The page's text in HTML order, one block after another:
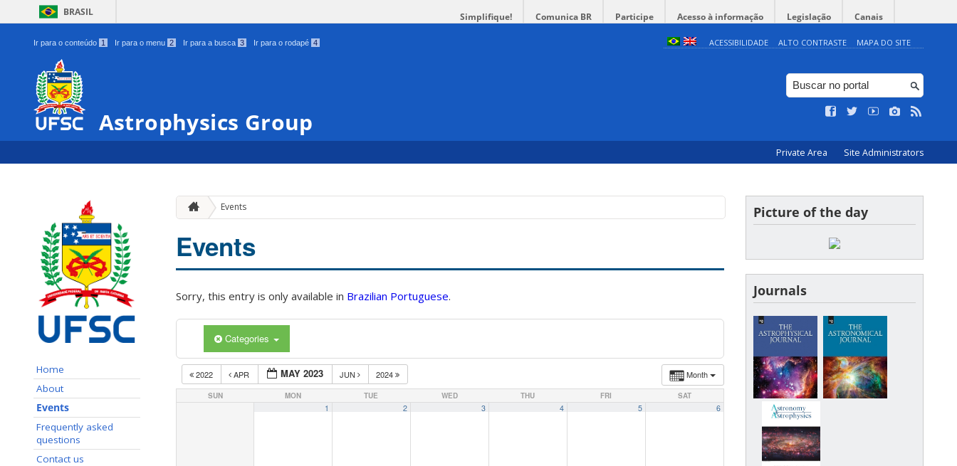
BRASIL Simplifique! Comunica BR Participe Acesso à informação Legislação Canais
Ir para o conteúdo 1 Ir para o menu 2 Ir para a busca 3 Ir para o rodapé 4 ACESSIBILIDADE ALTO CONTRASTE MAPA DO SITE
Astrophysics Group
Private Area Site Administrators
Home
About
Events
Frequently asked
questions
Contact us
Events
Events
Sorry, this entry is only available in Brazilian Portuguese.
Categories
Month
2022 APR MAY 2023 JUN 2024
SUN MON TUE WED THU FRI SAT
1 2 3 4 5 6
Picture of the day
Journals